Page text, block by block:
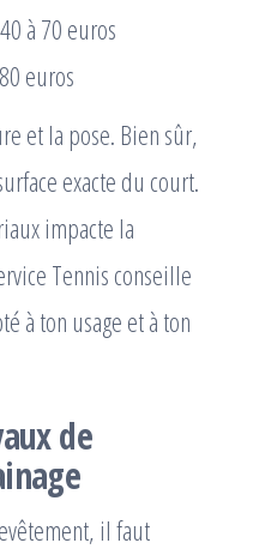
à 70 euros
euros
et la pose. Bien sûr,
exacte du court.
impacte la
Tennis conseille
à ton usage et à ton
de
il faut